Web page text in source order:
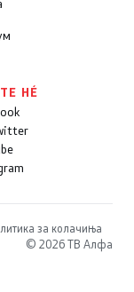
НÉ
за колачиња
© 2026 ТВ Алфа